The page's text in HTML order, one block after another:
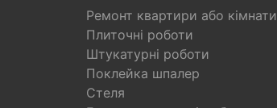
Ремонт квартири або кімнати
Плиточні роботи
Штукатурні роботи
Поклейка шпалер
Стеля